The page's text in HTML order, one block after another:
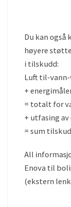
Du kan
høyere
i tilskudd:
Luft til-
+
= totalt for
+ utfasing av
= sum
All
Enova til
(ekstern